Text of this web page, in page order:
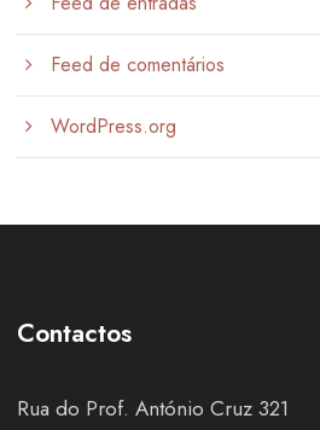
Feed de comentários
WordPress.org
Contactos
Rua do Prof. António Cruz 321